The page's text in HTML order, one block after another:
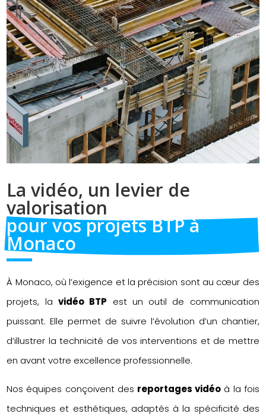
La vidéo, un levier de
valorisation
pour vos projets BTP à
Monaco
À Monaco, où l’exigence et la précision sont au cœur des
projets, la vidéo BTP est un outil de communication
puissant. Elle permet de suivre l’évolution d’un chantier,
d’illustrer la technicité de vos interventions et de mettre
en avant votre excellence professionnelle.
Nos équipes conçoivent des reportages vidéo à la fois
techniques et esthétiques, adaptés à la spécificité des